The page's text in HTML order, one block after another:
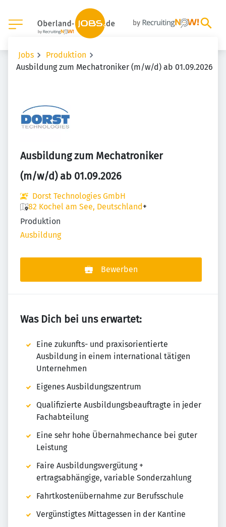
Jobs
Produktion
Ausbildung zum Mechatroniker (m/w/d) ab 01.09.2026
Ausbildung zum Mechatroniker
(m/w/d) ab 01.09.2026
Dorst Technologies GmbH
82 Kochel am See, Deutschland+
Produktion
Ausbildung
Bewerben
Was Dich bei uns erwartet:
Eine zukunfts- und praxisorientierte
Ausbildung in einem international tätigen
Unternehmen
Eigenes Ausbildungszentrum
Qualifizierte Ausbildungsbeauftragte in jeder
Fachabteilung
Eine sehr hohe Übernahmechance bei guter
Leistung
Faire Ausbildungsvergütung +
ertragsabhängige, variable Sonderzahlung
Fahrtkostenübernahme zur Berufsschule
Vergünstigtes Mittagessen in der Kantine